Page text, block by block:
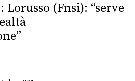
(Fnsi): “serve